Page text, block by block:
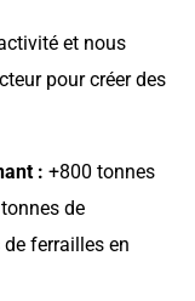
et nous
pour créer des
: +800 tonnes
de
ferrailles en